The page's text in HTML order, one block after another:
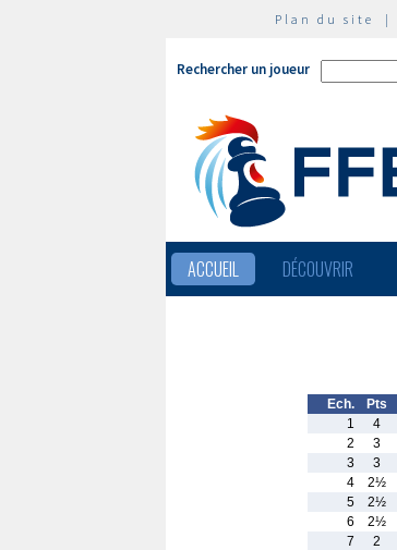
Plan du site |
Rechercher un joueur
ACCUEIL DÉCOUVRIR
Ech. Pts
1
4
2
3
3
3
4
2½
5
2½
6
2½
7
2